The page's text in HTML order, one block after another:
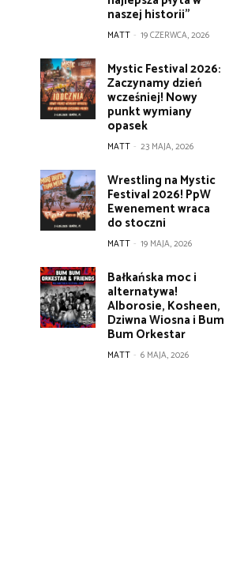
naszej historii”
MATT - 19 CZERWCA, 2026
Mystic Festival 2026:
Zaczynamy dzień
wcześniej! Nowy
punkt wymiany
opasek
MATT - 23 MAJA, 2026
Wrestling na Mystic
Festival 2026! PpW
Ewenement wraca
do stoczni
MATT - 19 MAJA, 2026
Bałkańska moc i
alternatywa!
Alborosie, Kosheen,
Dziwna Wiosna i Bum
Bum Orkestar
MATT - 6 MAJA, 2026